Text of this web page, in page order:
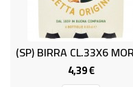
4,39 €Prezzo